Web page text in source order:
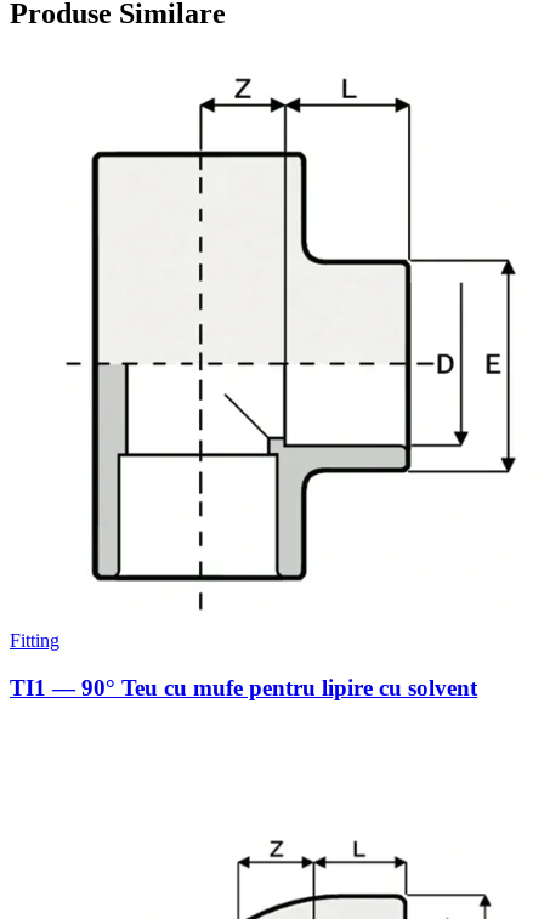
Produse Similare
Fitting
TI1 — 90° Teu cu mufe pentru lipire cu solvent